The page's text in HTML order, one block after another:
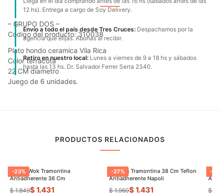
12 hs). Entrega a cargo de Soy Delivery.
Envío a todo el país desde Tres Cruces: Despachamos por la
agencia que elijas. Abonas al recibir.
Retiro en nuestro local: Lunes a viernes de 9 a 18 hs y sábados
hasta las 13 hs. Dr. Salvador Ferrer Serra 2340.
– GRUPO DOS –
Código del producto: 310038
Plato hondo ceramica Vila Rica
Color terracota
22 CM diametro
Juego de 6 unidades.
PRODUCTOS RELACIONADOS
-23%
Sarten Wok Tramontina
Antiadherente 36 Cm
$ 1.849$ 1.431
-27%
Paellera Tramontina 38 Cm Teflon
Antiadherente Napoli
$ 1.960$ 1.431
-
$